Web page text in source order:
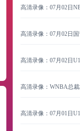
高清录像：07月02日
高清录像：07月02日
高清录像：07月02日
高清录像：WNBA总